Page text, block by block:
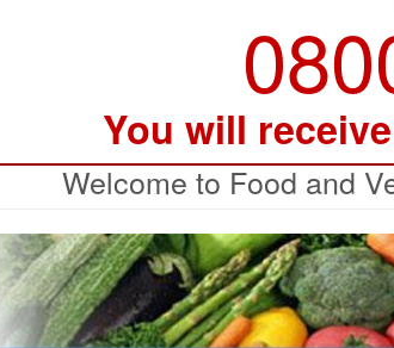
You will
Welcome to Food and